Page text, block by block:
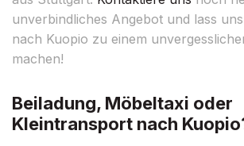
unverbindliches Angebot und lass
nach Kuopio zu einem
machen!
Beiladung, Möbeltaxi oder
Kleintransport nach